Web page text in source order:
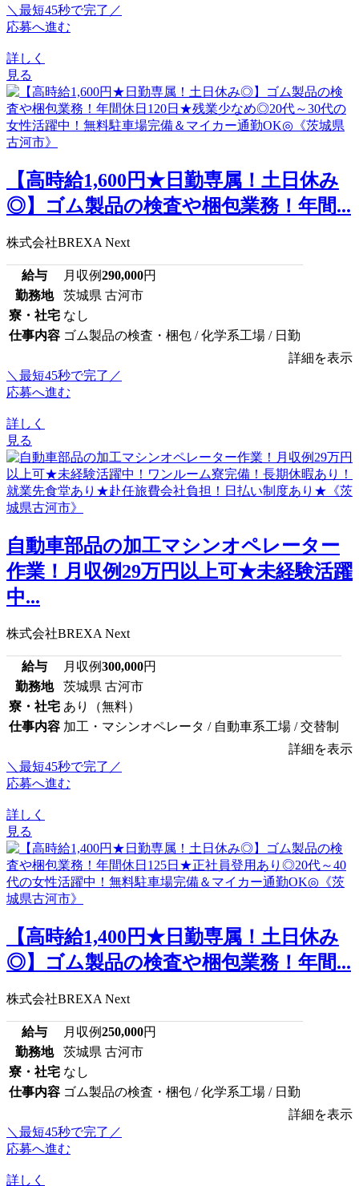
＼最短45秒で完了／
応募へ進む
詳しく
見る
【高時給1,600円★日勤専属！土日休み
◎】ゴム製品の検査や梱包業務！年間...
株式会社BREXA Next
給与 月収例290,000円
勤務地
茨城県 古河市
寮・社宅 なし
仕事内容 ゴム製品の検査・梱包 / 化学系工場 / 日勤
詳細を表示
＼最短45秒で完了／
応募へ進む
詳しく
見る
自動車部品の加工マシンオペレーター
作業！月収例29万円以上可★未経験活躍
中...
株式会社BREXA Next
給与 月収例300,000円
勤務地
茨城県 古河市
寮・社宅 あり（無料）
仕事内容 加工・マシンオペレータ / 自動車系工場 / 交替制
詳細を表示
＼最短45秒で完了／
応募へ進む
詳しく
見る
【高時給1,400円★日勤専属！土日休み
◎】ゴム製品の検査や梱包業務！年間...
株式会社BREXA Next
給与 月収例250,000円
勤務地
茨城県 古河市
寮・社宅 なし
仕事内容 ゴム製品の検査・梱包 / 化学系工場 / 日勤
詳細を表示
＼最短45秒で完了／
応募へ進む
詳しく